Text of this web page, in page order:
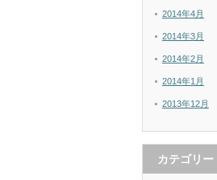
2014年4月
2014年3月
2014年2月
2014年1月
2013年12月
カテゴリー